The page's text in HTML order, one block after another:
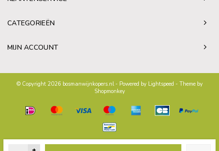
CATEGORIEËN
MIJN ACCOUNT
© Copyright 2026 bosmanwijnkopers.nl - Powered by Lightspeed - Theme by
Shopmonkey